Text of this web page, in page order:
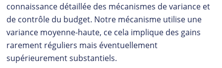
connaissance détaillée des mécanismes de variance et
de contrôle du budget. Notre mécanisme utilise une
variance moyenne-haute, ce cela implique des gains
rarement réguliers mais éventuellement
supérieurement substantiels.